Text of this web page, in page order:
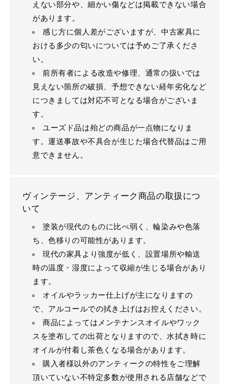
えない部分や、細かい傷などは掲載できない場合
があります。
感じ方に個人差がございますが、中古家具に
おける多少の匂いについては予めご了承くださ
い。
前所有者による改造や修理、通常の扱いでは
見えない箇所の破損、予想できない経年劣化など
につきましては対応不可となる場合がございま
す。
ユーズド品は殆どの商品が一点物になりま
す。運送事故や不具合が生じた場合代替品はご用
意できません。
ヴィンテージ、アンティーク商品の取扱につ
いて
塗装が現代のものに比べ弱く、輪染みや色落
ち、色移りの可能性があります。
現代の家具より強度が低く、設置場所や輸送
時の温度・湿度によって収縮が生じる場合があり
ます。
オイルやラッカー仕上げが主になりますの
で、アルコールでの拭き上げはお控えください。
商品によってはメンテナンスオイルやワック
スを塗布しての出荷となりますので、水拭き時に
オイルが付着し茶色くなる場合があります。
購入者様以外のアンティークの特性をご理解
頂いていない不特定多数が使用される店舗などで